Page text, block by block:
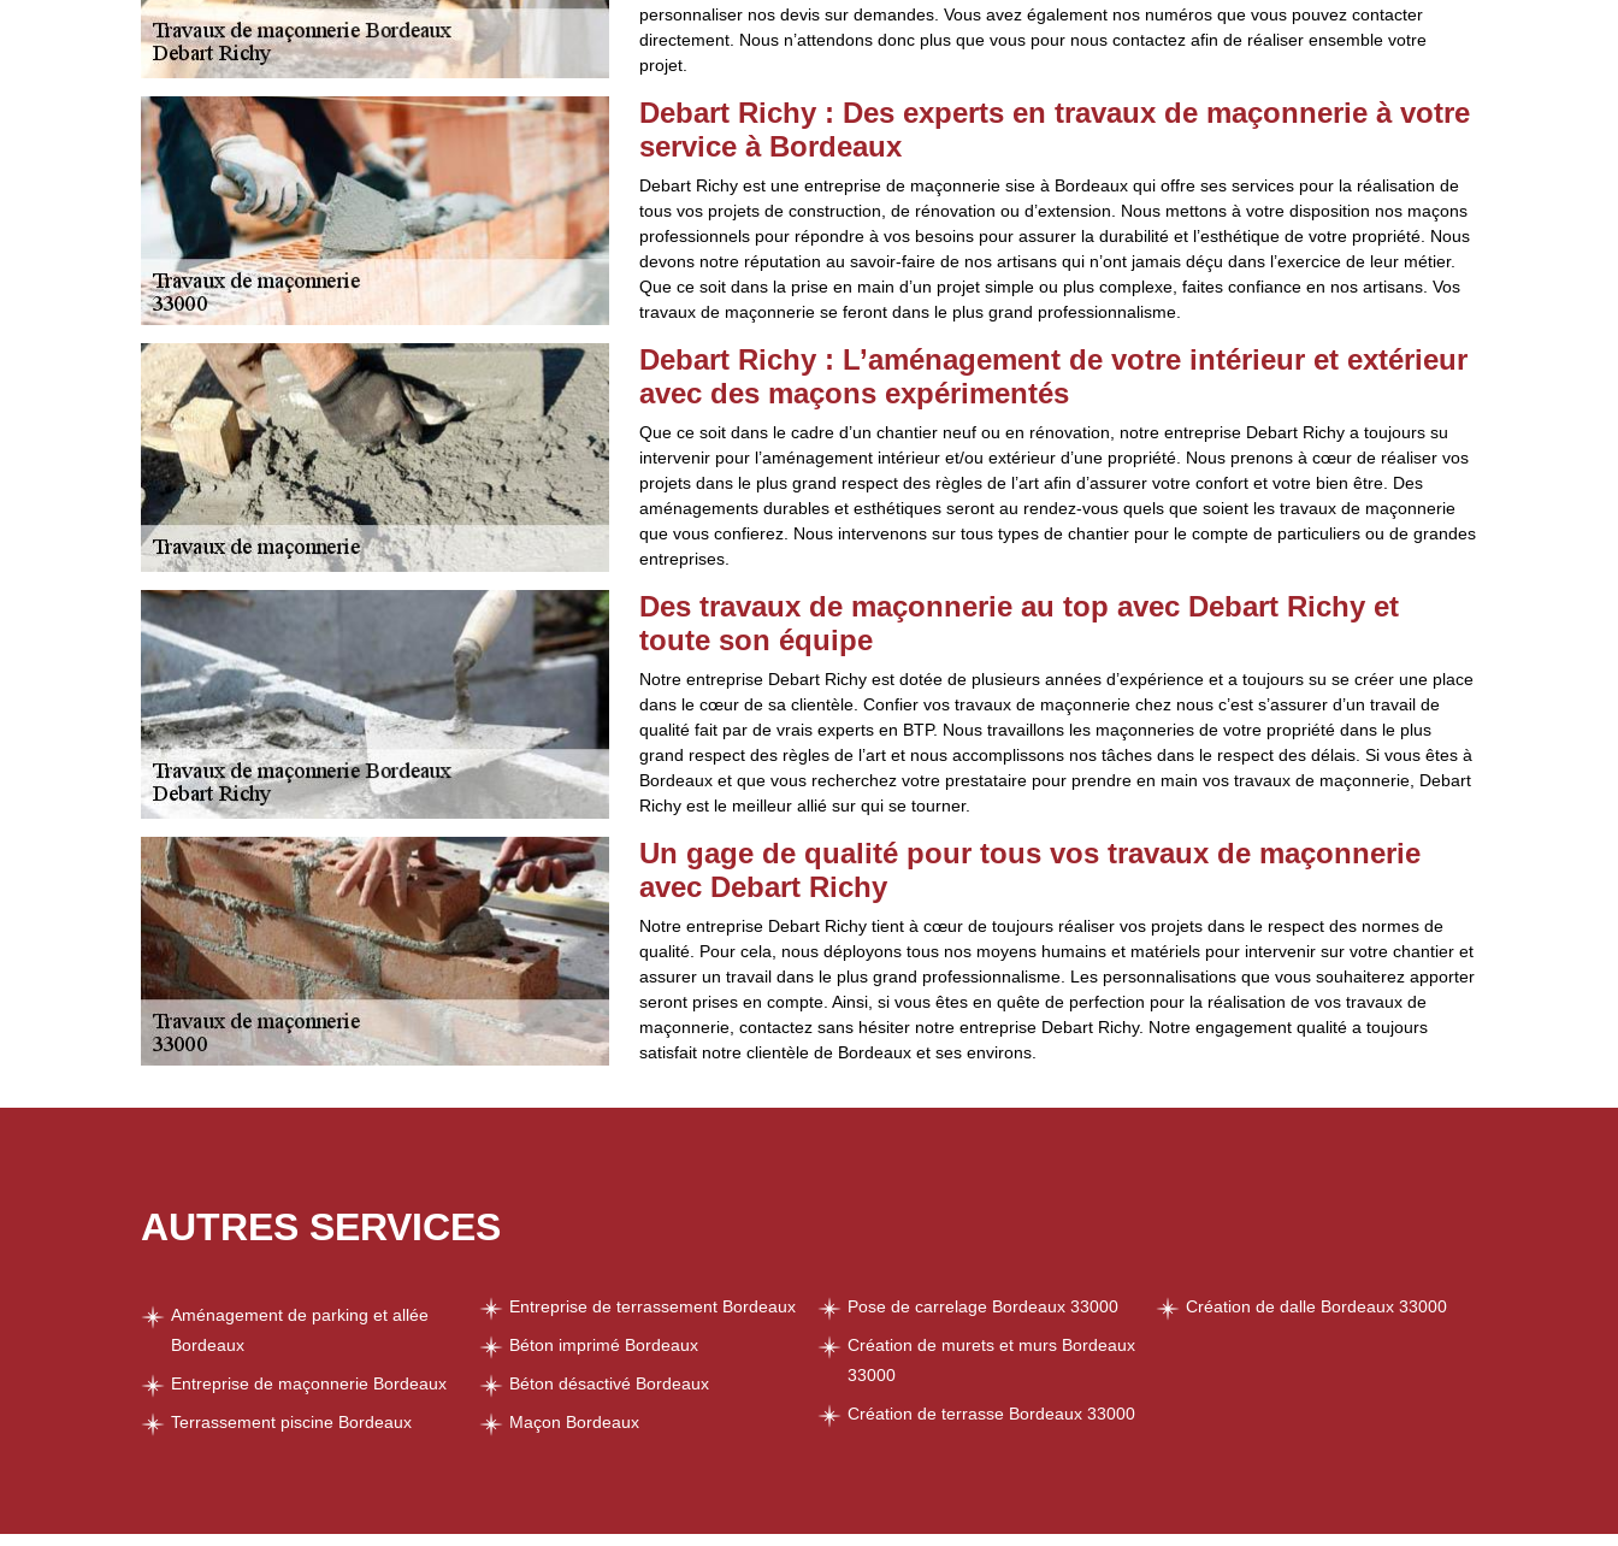
personnaliser nos devis sur demandes. Vous avez également nos numéros que vous pouvez contacter
directement. Nous n’attendons donc plus que vous pour nous contactez afin de réaliser ensemble votre
projet.
Debart Richy : Des experts en travaux de maçonnerie à votre
service à Bordeaux
Debart Richy est une entreprise de maçonnerie sise à Bordeaux qui offre ses services pour la réalisation de
tous vos projets de construction, de rénovation ou d’extension. Nous mettons à votre disposition nos maçons
professionnels pour répondre à vos besoins pour assurer la durabilité et l’esthétique de votre propriété. Nous
devons notre réputation au savoir-faire de nos artisans qui n’ont jamais déçu dans l’exercice de leur métier.
Que ce soit dans la prise en main d’un projet simple ou plus complexe, faites confiance en nos artisans. Vos
travaux de maçonnerie se feront dans le plus grand professionnalisme.
Debart Richy : L’aménagement de votre intérieur et extérieur
avec des maçons expérimentés
Que ce soit dans le cadre d’un chantier neuf ou en rénovation, notre entreprise Debart Richy a toujours su
intervenir pour l’aménagement intérieur et/ou extérieur d’une propriété. Nous prenons à cœur de réaliser vos
projets dans le plus grand respect des règles de l’art afin d’assurer votre confort et votre bien être. Des
aménagements durables et esthétiques seront au rendez-vous quels que soient les travaux de maçonnerie
que vous confierez. Nous intervenons sur tous types de chantier pour le compte de particuliers ou de grandes
entreprises.
Des travaux de maçonnerie au top avec Debart Richy et
toute son équipe
Notre entreprise Debart Richy est dotée de plusieurs années d’expérience et a toujours su se créer une place
dans le cœur de sa clientèle. Confier vos travaux de maçonnerie chez nous c’est s’assurer d’un travail de
qualité fait par de vrais experts en BTP. Nous travaillons les maçonneries de votre propriété dans le plus
grand respect des règles de l’art et nous accomplissons nos tâches dans le respect des délais. Si vous êtes à
Bordeaux et que vous recherchez votre prestataire pour prendre en main vos travaux de maçonnerie, Debart
Richy est le meilleur allié sur qui se tourner.
Un gage de qualité pour tous vos travaux de maçonnerie
avec Debart Richy
Notre entreprise Debart Richy tient à cœur de toujours réaliser vos projets dans le respect des normes de
qualité. Pour cela, nous déployons tous nos moyens humains et matériels pour intervenir sur votre chantier et
assurer un travail dans le plus grand professionnalisme. Les personnalisations que vous souhaiterez apporter
seront prises en compte. Ainsi, si vous êtes en quête de perfection pour la réalisation de vos travaux de
maçonnerie, contactez sans hésiter notre entreprise Debart Richy. Notre engagement qualité a toujours
satisfait notre clientèle de Bordeaux et ses environs.
AUTRES SERVICES
Aménagement de parking et allée
Bordeaux
Entreprise de maçonnerie Bordeaux
Terrassement piscine Bordeaux
Entreprise de terrassement Bordeaux
Béton imprimé Bordeaux
Béton désactivé Bordeaux
Maçon Bordeaux
Pose de carrelage Bordeaux 33000
Création de murets et murs Bordeaux
33000
Création de terrasse Bordeaux 33000
Création de dalle Bordeaux 33000